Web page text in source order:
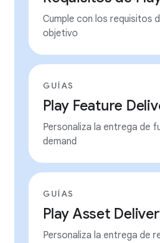
Cumple con los requisitos
objetivo
GUÍAS
Play Feature
Personaliza la entrega de
demand
GUÍAS
Play Asset
Personaliza la entrega de